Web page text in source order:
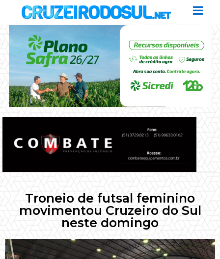
Troneio de futsal feminino
movimentou Cruzeiro do Sul
neste domingo